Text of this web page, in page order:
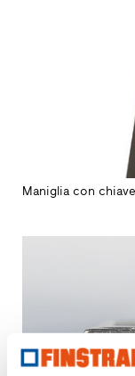
Maniglia con chiave